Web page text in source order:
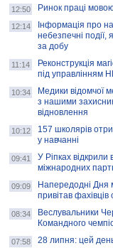
12:50 Ринок праці
12:14
Інформація про
небезпечні події,
за добу
11:14
Реконструкція
під управлінням
10:34
Медики відомчої
з нашими
відновлення
10:12
157 школярів
у навчанні
09:41
У Ріпках відкрили
міжнародних
09:09
Напередодні Дня
привітав фахівців
08:34
Веслувальники
Командного
07:58 28 липня: цей день